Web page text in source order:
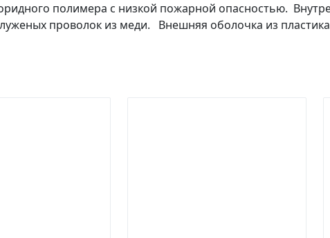
полимера с низкой пожарной опасностью.
проволок из меди. Внешняя оболочка из